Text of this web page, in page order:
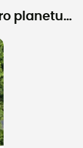
planetu…